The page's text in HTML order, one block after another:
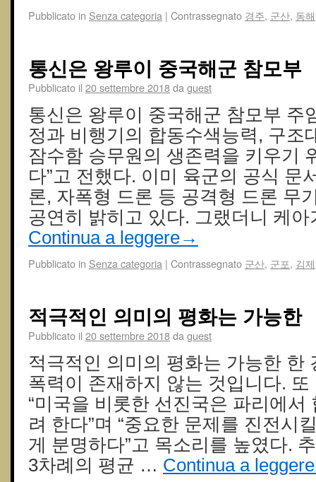
Pubblicato in Senza categoria | Contrassegnato 경주, 군산, 동해
통신은 왕루이 중국해군 참모부
Pubblicato il 20 settembre 2018da guest
통신은 왕루이 중국해군 참모부 주
정과 비행기의 합동수색능력, 구조
잠수함 승무원의 생존력을 키우기
다”고 전했다. 이미 육군의 공식 문
론, 자폭형 드론 등 공격형 드론 무
공연히 밝히고 있다. 그랬더니 케
Continua a leggere→
Pubblicato in Senza categoria | Contrassegnato 군산, 군포, 김제
적극적인 의미의 평화는 가능한
Pubblicato il 20 settembre 2018da guest
적극적인 의미의 평화는 가능한 한
폭력이 존재하지 않는 것입니다.
“미국을 비롯한 선진국은 파리에서
려 한다”며 “중요한 문제를 진전시
게 분명하다”고 목소리를 높였다.
3차례의 평균 … Continua a leggere